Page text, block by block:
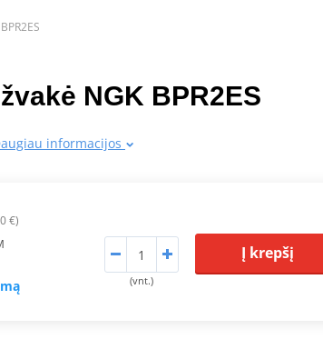
NGK BPR2ES
informacijos
€)
(vnt.)
Į krepšį